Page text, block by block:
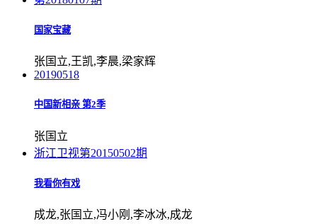
国家宝藏
张国立,王凯,李晨,梁家辉
20190518
中国新相亲 第2季
张国立
浙江卫视第20150502期
我看你有戏
成龙,张国立,冯小刚,李冰冰,成龙